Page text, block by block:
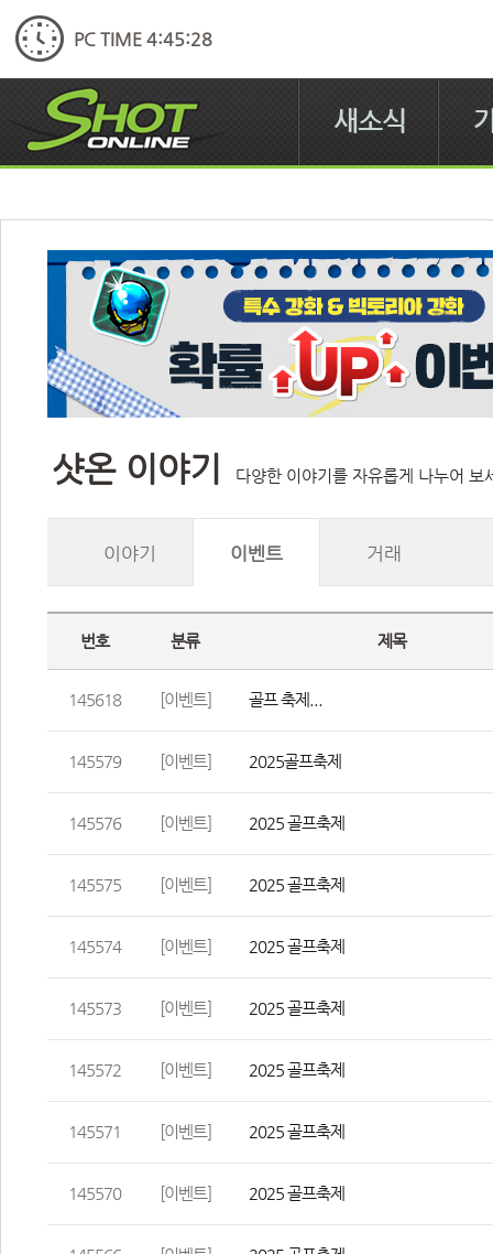
PC TIME 4:45:28
새소식
샷온 이야기 다양한 이야기를 자유롭게 나누어 보
이야기 이벤트 거래
번호 분류 제목
145618 [이벤트] 골프 축제...
145579 [이벤트] 2025골프축제
145576 [이벤트] 2025 골프축제
145575 [이벤트] 2025 골프축제
145574 [이벤트] 2025 골프축제
145573 [이벤트] 2025 골프축제
145572 [이벤트] 2025 골프축제
145571 [이벤트] 2025 골프축제
145570 [이벤트] 2025 골프축제